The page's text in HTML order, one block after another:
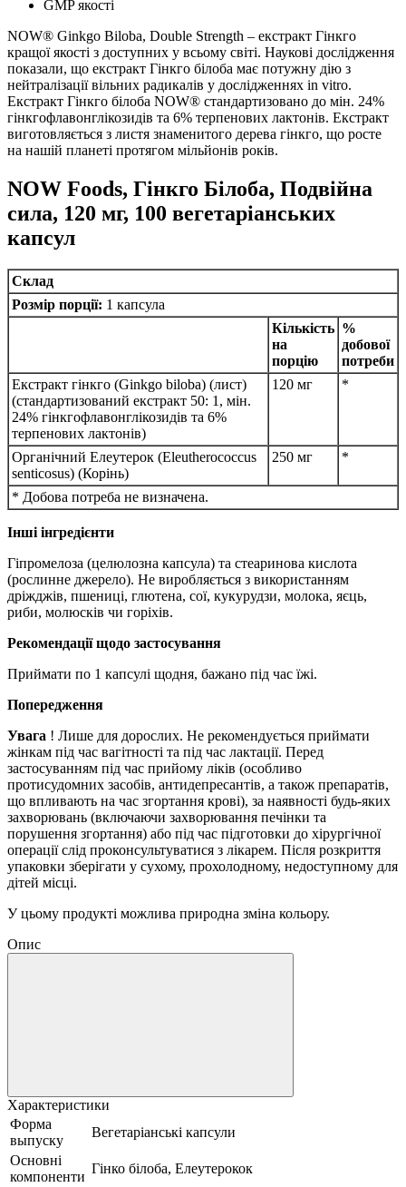
GMP якості
NOW® Ginkgo Biloba, Double Strength – екстракт Гінкго
кращої якості з доступних у всьому світі. Наукові дослідження
показали, що екстракт Гінкго білоба має потужну дію з
нейтралізації вільних радикалів у дослідженнях in vitro.
Екстракт Гінкго білоба NOW® стандартизовано до мін. 24%
гінкгофлавонглікозидів та 6% терпенових лактонів. Екстракт
виготовляється з листя знаменитого дерева гінкго, що росте
на нашій планеті протягом мільйонів років.
NOW Foods, Гінкго Білоба, Подвійна
сила, 120 мг, 100 вегетаріанських
капсул
Склад
Розмір порції: 1 капсула
Кількість
на
порцію
%
добової
потреби
Екстракт гінкго (Ginkgo biloba) (лист)
(стандартизований екстракт 50: 1, мін.
24% гінкгофлавонглікозидів та 6%
терпенових лактонів)
120 мг *
Органічний Елеутерок (Eleutherococcus
senticosus) (Корінь)
250 мг *
* Добова потреба не визначена.
Інші інгредієнти
Гіпромелоза (целюлозна капсула) та стеаринова кислота
(рослинне джерело). Не виробляється з використанням
дріжджів, пшениці, глютена, сої, кукурудзи, молока, яєць,
риби, молюсків чи горіхів.
Рекомендації щодо застосування
Приймати по 1 капсулі щодня, бажано під час їжі.
Попередження
Увага ! Лише для дорослих. Не рекомендується приймати
жінкам під час вагітності та під час лактації. Перед
застосуванням під час прийому ліків (особливо
протисудомних засобів, антидепресантів, а також препаратів,
що впливають на час згортання крові), за наявності будь-яких
захворювань (включаючи захворювання печінки та
порушення згортання) або під час підготовки до хірургічної
операції слід проконсультуватися з лікарем. Після розкриття
упаковки зберігати у сухому, прохолодному, недоступному для
дітей місці.
У цьому продукті можлива природна зміна кольору.
Опис
Характеристики
Форма
выпуску
Вегетаріанські капсули
Основні
компоненти
Гінко білоба, Елеутерокок